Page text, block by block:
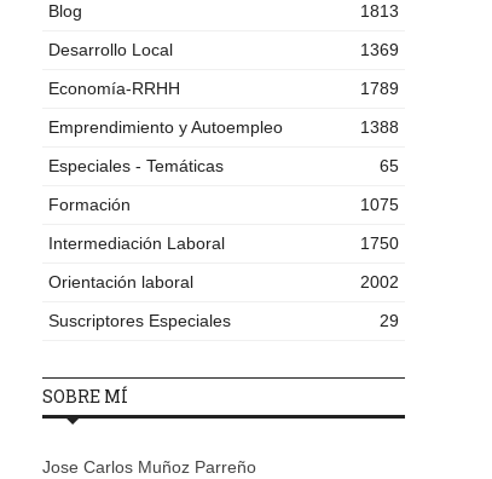
Blog
1813
Desarrollo Local
1369
Economía-RRHH
1789
Emprendimiento y Autoempleo
1388
Especiales - Temáticas
65
Formación
1075
Intermediación Laboral
1750
Orientación laboral
2002
Suscriptores Especiales
29
SOBRE MÍ
Jose Carlos Muñoz Parreño